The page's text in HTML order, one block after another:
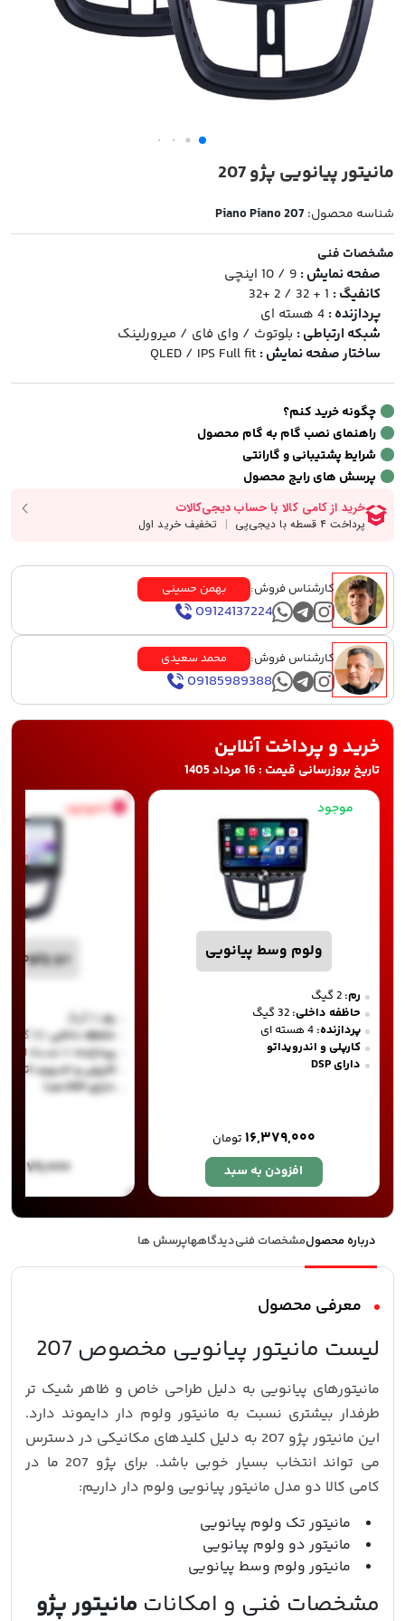
مانیتور پیانویی پژو 207
شناسه محصول:Piano Piano 207
مشخصات فنی
صفحه نمایش : 9 / 10 اینچی
کانفیگ : 1 + 32 / 2 +32
پردازنده : 4 هسته ای
شبکه ارتباطی : بلوتوث / وای فای / میرورلینک
ساختار صفحه نمایش : QLED / IPS Full fit
چگونه خرید کنم؟
راهنمای نصب گام به گام محصول
شرایط پشتیبانی و گارانتی
پرسش های رایج محصول
کارشناس فروش: بهمن حسینی
09124137224
کارشناس فروش: محمد سعیدی
09185989388
خرید و پرداخت آنلاین
تاریخ بروزرسانی قیمت : 16 مرداد 1405
موجود
ولوم وسط پیانویی
رم:
حاظفه داخلی:
پردازنده:
کارپلی و اندرویداتو
دارای DSP
۱۶,۳۷۹,۰۰۰ تومان
افزودن به سبد
ناموجود
دو ولوم
رم:
حافظه داخلی:
پردازنده:
کارپلی و اندروید اتو
دارای DSP صدا
۱۴,۸۷۹,۰۰۰
درباره محصولمشخصات فنیدیدگاههاپرسش ها
معرفی محصول
لیست مانیتور پیانویی مخصوص 207
مانیتورهای پیانویی به دلیل طراحی خاص و ظاهر شیک تر
طرفدار بیشتری نسبت به مانیتور ولوم دار دایموند دارد.
این مانیتور پژو 207 به دلیل کلیدهای مکانیکی در دسترس
می تواند انتخاب بسیار خوبی باشد. برای پژو 207 ما در
کامی کالا دو مدل مانیتور پیانویی ولوم دار داریم:
مانیتور تک ولوم پیانویی
مانیتور دو ولوم پیانویی
مانیتور ولوم وسط پیانویی
مشخصات فنی و امکانات مانیتور پژو